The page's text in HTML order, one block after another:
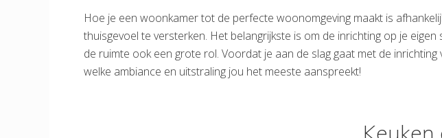
Hoe je een woonkamer tot de perfecte woonomgeving maakt is
thuisgevoel te versterken. Het belangrijkste is om de inrichting op je
de ruimte ook een grote rol. Voordat je aan de slag gaat met de
welke ambiance en uitstraling jou het meeste aanspreekt!